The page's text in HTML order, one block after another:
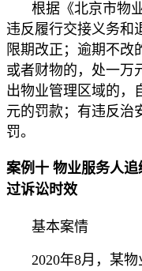
根据《北京市物
违反履行交接义务和
限期改正；逾期不改
或者财物的，处一万
出物业管理区域的，
元的罚款；有违反治
罚。
案例十 物业服务人
过诉讼时效
基本案情
2020年8月，某